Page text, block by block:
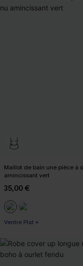
Maillot de bain une pièce à
amincissant vert
35,00 €
Ventre Plat +